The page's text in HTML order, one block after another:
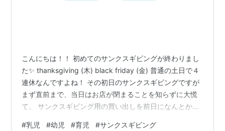
こんにちは！！ 初めてのサンクスギビングが終わりまし
た✨ thanksgiving (木) black friday (金) 普通の土日で４
連休なんですよね！ その初日のサンクスギビングですが
まず直前まで、当日はお店が閉まることを知らずに大慌
て。 サンクスギビング用の買い出しを前日になんとか滑
#乳児 #幼児 #育児 #サンクスギビング